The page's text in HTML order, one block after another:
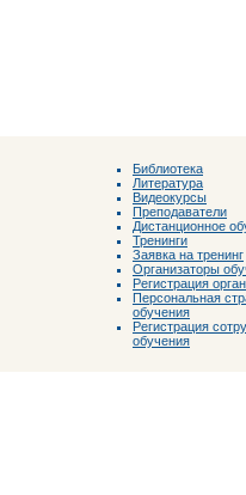
Библиотека
Литература
Видеокурсы
Преподаватели
Дистанционное
Тренинги
Заявка на тренинг
Организаторы
Регистрация
Персональная
обучения
Регистрация
обучения